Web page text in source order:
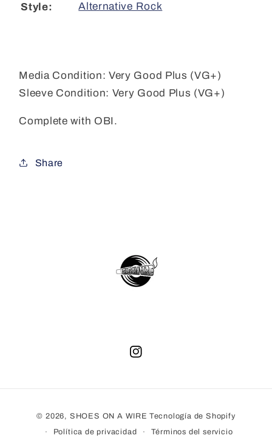
Style: Alternative Rock
Media Condition: Very Good Plus (VG+)
Sleeve Condition: Very Good Plus (VG+)
Complete with OBI.
Share
Instagram
© 2026, SHOES ON A WIRE Tecnología de Shopify
Política de privacidad
Términos del servicio